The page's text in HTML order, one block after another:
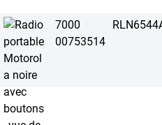
7000
00753514